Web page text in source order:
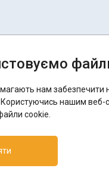
Ми в соцмережах:
Facebook
Підтримка:
Telegram-бот
нам забезпечити
нашим веб-
cookie.